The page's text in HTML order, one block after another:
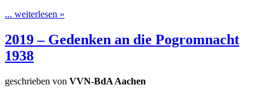
... weiterlesen »
2019 – Gedenken an die Pogromnacht
1938
geschrieben von VVN-BdA Aachen